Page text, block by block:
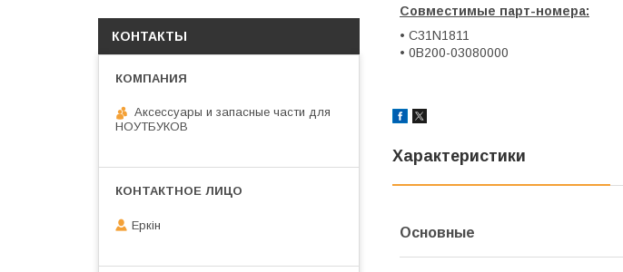
Совместимые парт-номера:
• C31N1811
• 0B200-03080000
Характеристики
Основные
КОНТАКТЫ
Аксессуары и запасные части для
НОУТБУКОВ
Еркін